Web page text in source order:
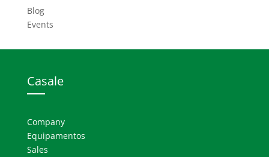
Blog
Events
Casale
Company
Equipamentos
Sales